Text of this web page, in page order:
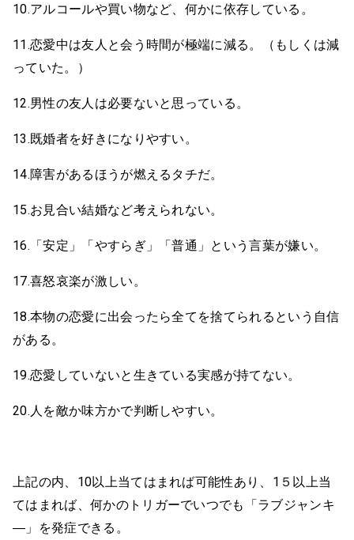
10.アルコールや買い物など、何かに依存している。
11.恋愛中は友人と会う時間が極端に減る。（もしくは減
っていた。）
12.男性の友人は必要ないと思っている。
13.既婚者を好きになりやすい。
14.障害があるほうが燃えるタチだ。
15.お見合い結婚など考えられない。
16.「安定」「やすらぎ」「普通」という言葉が嫌い。
17.喜怒哀楽が激しい。
18.本物の恋愛に出会ったら全てを捨てられるという自信
がある。
19.恋愛していないと生きている実感が持てない。
20.人を敵か味方かで判断しやすい。
上記の内、10以上当てはまれば可能性あり、1５以上当
てはまれば、何かのトリガーでいつでも「ラブジャンキ
―」を発症できる。